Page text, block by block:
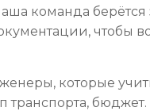
команда берётся
чтобы
которые
транспорта,